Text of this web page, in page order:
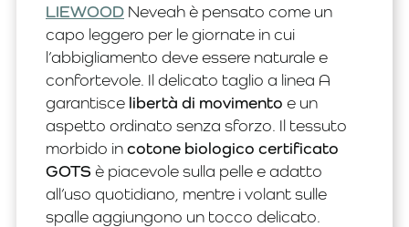
LIEWOOD Neveah è pensato come un
capo leggero per le giornate in cui
l’abbigliamento deve essere naturale e
confortevole. Il delicato taglio a linea A
garantisce libertà di movimento e un
aspetto ordinato senza sforzo. Il tessuto
morbido incotone biologico certificato
GOTS è piacevole sulla pelle e adatto
all’uso quotidiano, mentre i volant sulle
spalle aggiungono un tocco delicato.